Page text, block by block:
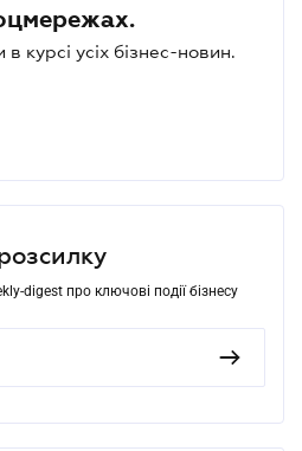
курсі усіх бізнес-новин.
digest про ключові події бізнесу